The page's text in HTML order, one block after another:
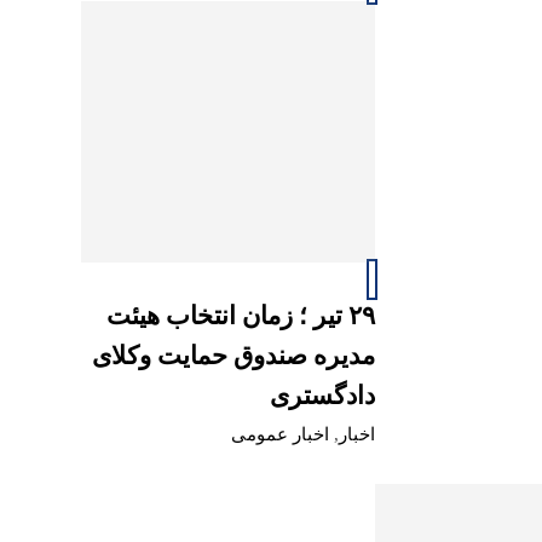
۲۹ تیر ؛ زمان انتخاب هیئت
مدیره صندوق حمایت وکلای
دادگستری
اخبار , اخبار عمومی